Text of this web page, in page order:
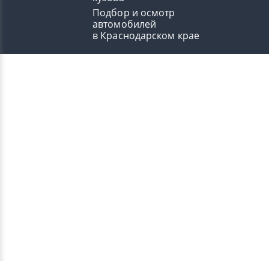
Подбор и осмотр
автомобилей
в Краснодарском крае